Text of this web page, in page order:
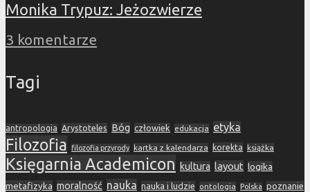
Monika Trypuz: Jeżozwierze
3 komentarze
Tagi
antropologia Arystoteles Bóg człowiek edukacja etyka
Filozofia filozofia przyrody kartka z kalendarza korekta książka
Księgarnia Academicon kultura layout logika
metafizyka moralność nauka nauka i ludzie ontologia Polska poznanie